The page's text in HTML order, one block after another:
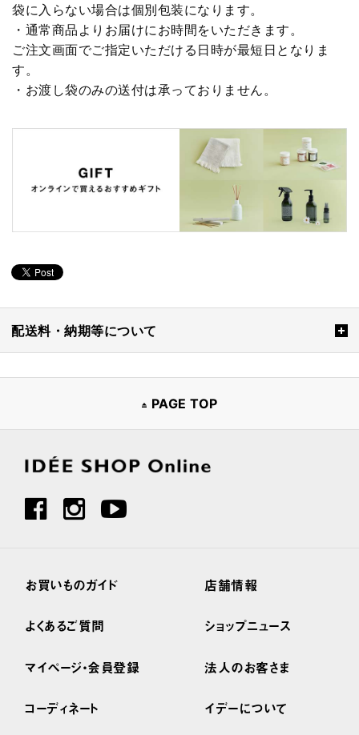
袋に入らない場合は個別包装になります。
・通常商品よりお届けにお時間をいただきます。
ご注文画面でご指定いただける日時が最短日となりま
す。
・お渡し袋のみの送付は承っておりません。
配送料・納期等について
PAGE TOP
お買いものガイド
よくあるご質問
マイページ・会員登録
コーディネート
店舗情報
ショップニュース
法人のお客さま
イデーについて